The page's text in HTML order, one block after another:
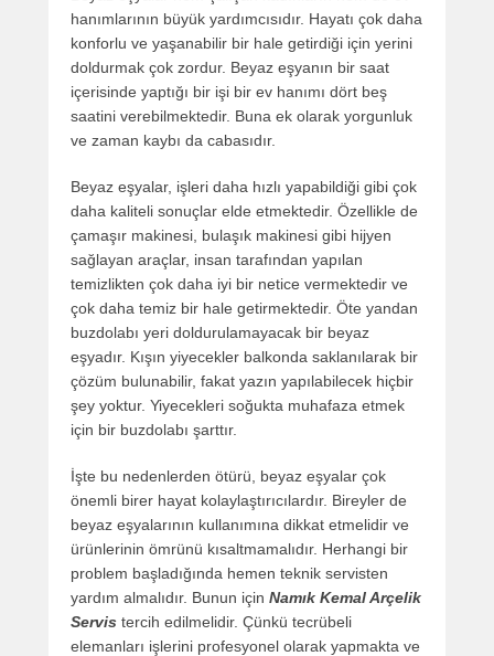
hanımlarının büyük yardımcısıdır. Hayatı çok daha
konforlu ve yaşanabilir bir hale getirdiği için yerini
doldurmak çok zordur. Beyaz eşyanın bir saat
içerisinde yaptığı bir işi bir ev hanımı dört beş
saatini verebilmektedir. Buna ek olarak yorgunluk
ve zaman kaybı da cabasıdır.
Beyaz eşyalar, işleri daha hızlı yapabildiği gibi çok
daha kaliteli sonuçlar elde etmektedir. Özellikle de
çamaşır makinesi, bulaşık makinesi gibi hijyen
sağlayan araçlar, insan tarafından yapılan
temizlikten çok daha iyi bir netice vermektedir ve
çok daha temiz bir hale getirmektedir. Öte yandan
buzdolabı yeri doldurulamayacak bir beyaz
eşyadır. Kışın yiyecekler balkonda saklanılarak bir
çözüm bulunabilir, fakat yazın yapılabilecek hiçbir
şey yoktur. Yiyecekleri soğukta muhafaza etmek
için bir buzdolabı şarttır.
İşte bu nedenlerden ötürü, beyaz eşyalar çok
önemli birer hayat kolaylaştırıcılardır. Bireyler de
beyaz eşyalarının kullanımına dikkat etmelidir ve
ürünlerinin ömrünü kısaltmamalıdır. Herhangi bir
problem başladığında hemen teknik servisten
yardım almalıdır. Bunun için Namık Kemal Arçelik
Servis tercih edilmelidir. Çünkü tecrübeli
elemanları işlerini profesyonel olarak yapmakta ve